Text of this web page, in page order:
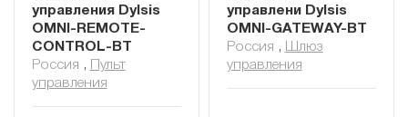
управления Dylsis
OMNI-REMOTE-
CONTROL-BT
Россия ,
Пульт
управления
управлени Dylsis
OMNI-GATEWAY-BT
Россия ,
Шлюз
управления